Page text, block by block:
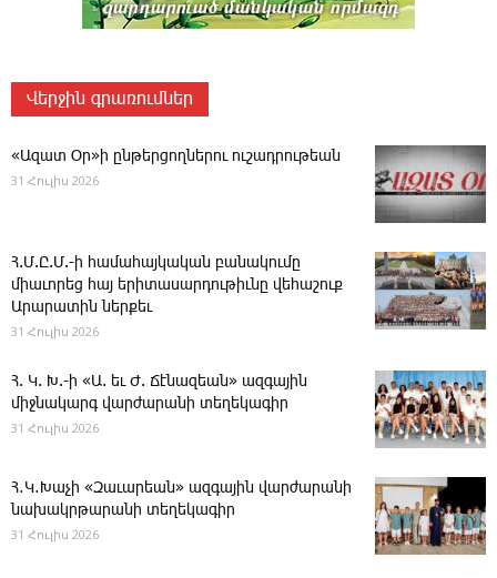
Վերջին գրառումներ
«Ազատ Օր»ի ընթերցողներու ուշադրութեան
31 Հուլիս 2026
Հ.Մ.Ը.Մ.-ի համահայկական բանակումը
միաւորեց հայ երիտասարդութիւնը վեհաշուք
Արարատին ներքեւ
31 Հուլիս 2026
Հ. Կ. Խ.-ի «Ա. եւ Ժ. ­Ճէնազեան» ազգային
միջնակարգ վարժարանի տեղեկագիր
31 Հուլիս 2026
Հ․Կ․Խաչի «Զաւարեան» ազգային վարժարանի
նախակրթարանի տեղեկագիր
31 Հուլիս 2026